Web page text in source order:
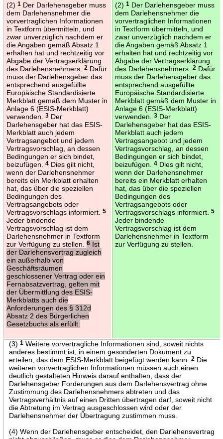
(2) 1Der Darlehensgeber muss
dem Darlehensnehmer die
vorvertraglichen Informationen
in Textform übermitteln, und
zwar unverzüglich nachdem er
die Angaben gemäß Absatz 1
erhalten hat und rechtzeitig vor
Abgabe der Vertragserklärung
des Darlehensnehmers.
2Dafür
muss der Darlehensgeber das
entsprechend ausgefüllte
Europäische Standardisierte
Merkblatt gemäß dem Muster in
Anlage 6 (ESIS-Merkblatt)
verwenden.
3Der
Darlehensgeber hat das ESIS-
Merkblatt auch jedem
Vertragsangebot und jedem
Vertragsvorschlag, an dessen
Bedingungen er sich bindet,
beizufügen.
4Dies gilt nicht,
wenn der Darlehensnehmer
bereits ein Merkblatt erhalten
hat, das über die speziellen
Bedingungen des
Vertragsangebots oder
Vertragsvorschlags informiert.
5
Jeder bindende
Vertragsvorschlag ist dem
Darlehensnehmer in Textform
zur Verfügung zu stellen.
6Ist
der Darlehensvertrag zugleich
ein außerhalb von
Geschäftsräumen
geschlossener Vertrag oder ein
Fernabsatzvertrag, gelten mit
der Übermittlung des ESIS-
Merkblatts auch die
Anforderungen des § 312d
Absatz 2 des Bürgerlichen
Gesetzbuchs als erfüllt.
(2) 1Der Darlehensgeber muss
dem Darlehensnehmer die
vorvertraglichen Informationen
in Textform übermitteln, und
zwar unverzüglich nachdem er
die Angaben gemäß Absatz 1
erhalten hat und rechtzeitig vor
Abgabe der Vertragserklärung
des Darlehensnehmers.
2Dafür
muss der Darlehensgeber das
entsprechend ausgefüllte
Europäische Standardisierte
Merkblatt gemäß dem Muster in
Anlage 6 (ESIS-Merkblatt)
verwenden.
3Der
Darlehensgeber hat das ESIS-
Merkblatt auch jedem
Vertragsangebot und jedem
Vertragsvorschlag, an dessen
Bedingungen er sich bindet,
beizufügen.
4Dies gilt nicht,
wenn der Darlehensnehmer
bereits ein Merkblatt erhalten
hat, das über die speziellen
Bedingungen des
Vertragsangebots oder
Vertragsvorschlags informiert.
5
Jeder bindende
Vertragsvorschlag ist dem
Darlehensnehmer in Textform
zur Verfügung zu stellen.
(3) 1Weitere vorvertragliche Informationen sind, soweit nichts
anderes bestimmt ist, in einem gesonderten Dokument zu
erteilen, das dem ESIS-Merkblatt beigefügt werden kann.
2Die
weiteren vorvertraglichen Informationen müssen auch einen
deutlich gestalteten Hinweis darauf enthalten, dass der
Darlehensgeber Forderungen aus dem Darlehensvertrag ohne
Zustimmung des Darlehensnehmers abtreten und das
Vertragsverhältnis auf einen Dritten übertragen darf, soweit nicht
die Abtretung im Vertrag ausgeschlossen wird oder der
Darlehensnehmer der Übertragung zustimmen muss.
(4) Wenn der Darlehensgeber entscheidet, den Darlehensvertrag